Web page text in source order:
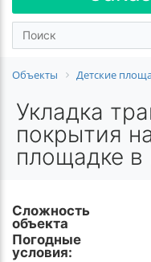
Объекты Детские
Укладка
покрытия
площадке
Сложность
объекта
Погодные
условия: